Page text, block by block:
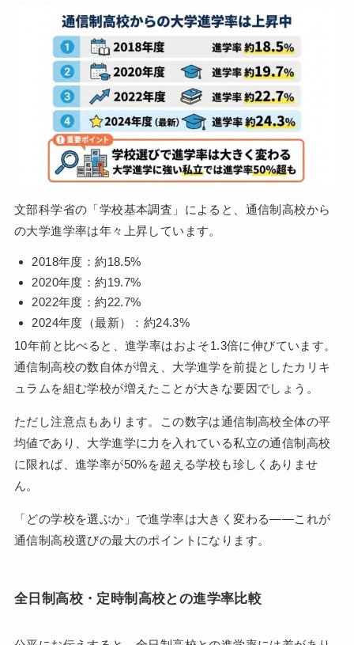
文部科学省の「学校基本調査」によると、通信制高校から
の大学進学率は年々上昇しています。
2018年度：約18.5%
2020年度：約19.7%
2022年度：約22.7%
2024年度（最新）：約24.3%
10年前と比べると、進学率はおよそ1.3倍に伸びています。
通信制高校の数自体が増え、大学進学を前提としたカリキ
ュラムを組む学校が増えたことが大きな要因でしょう。
ただし注意点もあります。この数字は通信制高校全体の平
均値であり、大学進学に力を入れている私立の通信制高校
に限れば、進学率が50%を超える学校も珍しくありませ
ん。
「どの学校を選ぶか」で進学率は大きく変わる——これが
通信制高校選びの最大のポイントになります。
全日制高校・定時制高校との進学率比較